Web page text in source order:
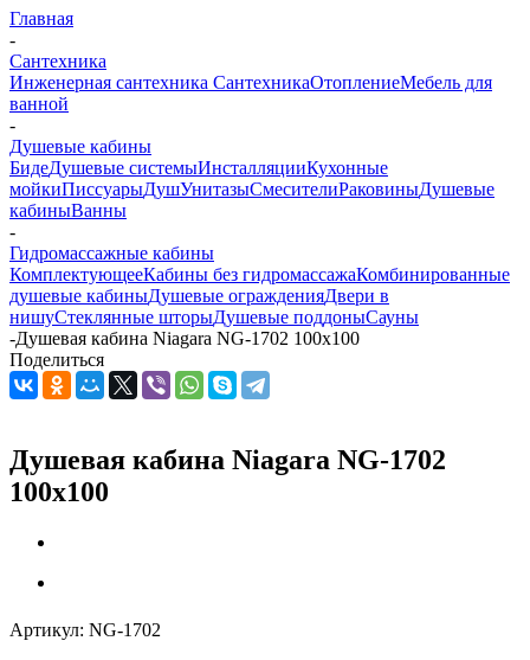
Главная
-
Сантехника
Инженерная сантехника СантехникаОтоплениеМебель для
ванной
-
Душевые кабины
БидеДушевые системыИнсталляцииКухонные
мойкиПиссуарыДушУнитазыСмесителиРаковиныДушевые
кабиныВанны
-
Гидромассажные кабины
КомплектующееКабины без гидромассажаКомбинированные
душевые кабиныДушевые огражденияДвери в
нишуСтеклянные шторыДушевые поддоныСауны
-Душевая кабина Niagara NG-1702 100х100
Поделиться
Душевая кабина Niagara NG-1702
100х100
Артикул: NG-1702